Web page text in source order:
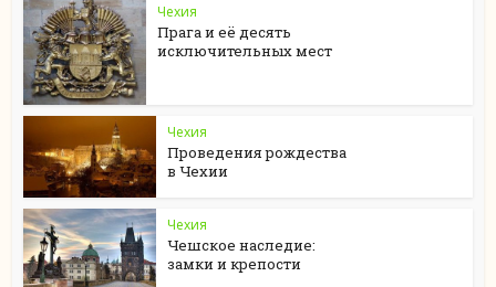
Чехия
Прага и её десять
исключительных мест
Чехия
Проведения рождества
в Чехии
Чехия
Чешское наследие:
замки и крепости